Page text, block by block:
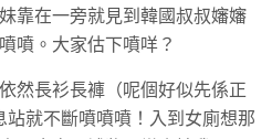
靠在一旁就見到韓國叔叔嬸嬸
噴。大家估下噴咩？
然長衫長褲（呢個好似先係正
站就不斷噴噴噴！入到女廁想那